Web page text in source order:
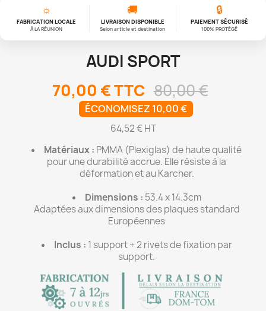
☼
FABRICATION LOCALE
À LA RÉUNION
🚚
LIVRAISON DISPONIBLE
Selon article et destination
🔒
PAIEMENT SÉCURISÉ
100% PROTÉGÉ
AUDI SPORT
70,00 €TTC 80,00 €
ÉCONOMISEZ 10,00 €
64,52 € HT
Matériaux : PMMA (Plexiglas) de haute qualité
pour une durabilité accrue. Elle résiste à la
déformation et au Karcher.
Dimensions : 53.4 x 14.3cm
Adaptées aux dimensions des plaques standard
Européennes
Inclus : 1 support + 2 rivets de fixation par
support.